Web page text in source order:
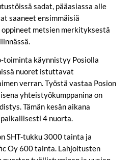
sadat, pääasiassa alle
saaneet ensimmäisiä
metsien merkityksestä
toiminta käynnistyy Posiolla
nuoret istuttavat
verran. Työstä vastaa Posion
yhteistyökumppanina on
Tämän kesän aikana
4 nuorta.
SHT-tukku 3000 tainta ja
Oy 600 tainta. Lahjoitusten